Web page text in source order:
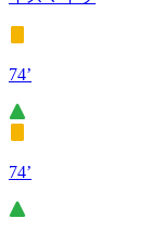
74’
74’